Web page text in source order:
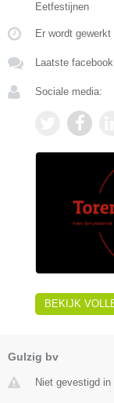
Eetfestijnen
Er wordt
Laatste
Sociale media:
BEKIJK
Gulzig bv
Niet gevestigd